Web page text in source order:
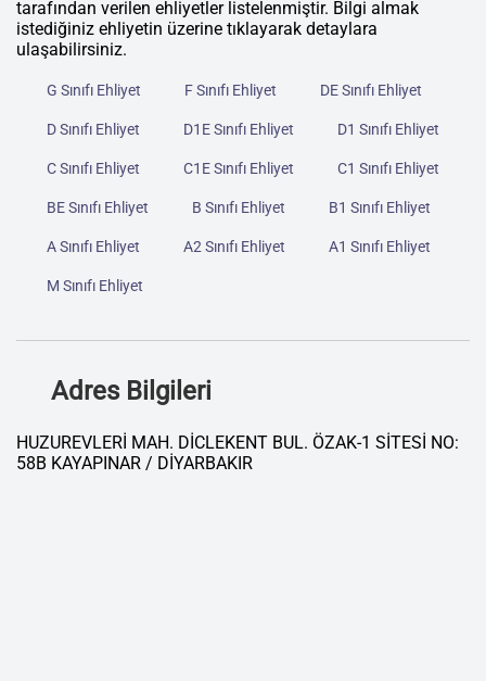
tarafından verilen ehliyetler listelenmiştir. Bilgi almak
istediğiniz ehliyetin üzerine tıklayarak detaylara
ulaşabilirsiniz.
G Sınıfı Ehliyet F Sınıfı Ehliyet DE Sınıfı Ehliyet
D Sınıfı Ehliyet D1E Sınıfı Ehliyet D1 Sınıfı Ehliyet
C Sınıfı Ehliyet C1E Sınıfı Ehliyet C1 Sınıfı Ehliyet
BE Sınıfı Ehliyet B Sınıfı Ehliyet B1 Sınıfı Ehliyet
A Sınıfı Ehliyet A2 Sınıfı Ehliyet A1 Sınıfı Ehliyet
M Sınıfı Ehliyet
Adres Bilgileri
HUZUREVLERİ MAH. DİCLEKENT BUL. ÖZAK-1 SİTESİ NO:
58B KAYAPINAR / DİYARBAKIR